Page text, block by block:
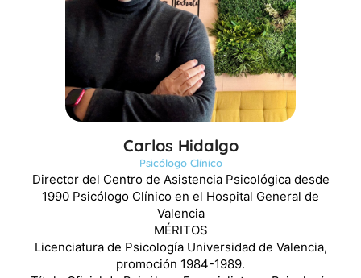
Carlos Hidalgo
Psicólogo Clínico
Director del Centro de Asistencia Psicológica desde
1990 Psicólogo Clínico en el Hospital General de
Valencia
MÉRITOS
Licenciatura de Psicología Universidad de Valencia,
promoción 1984-1989.